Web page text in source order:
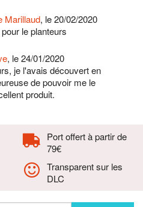
Marillaud, le 20/02/2020
le planteurs
, le 24/01/2020
je l'avais découvert en
de pouvoir me le
produit.
Port offert à partir de
79€
Transparent sur les
DLC